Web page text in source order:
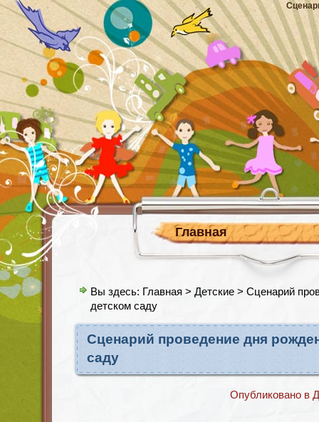
Главная
Вы здесь: Главная > Детские > Сценарий
детском саду
Сценарий проведение дня
саду
Опубликовано в